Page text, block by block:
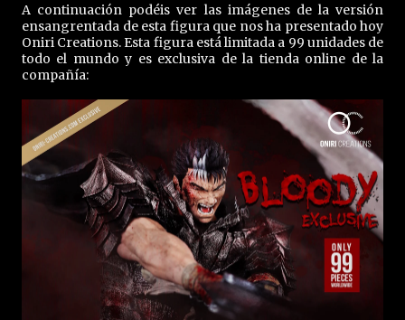
A continuación podéis ver las imágenes de la versión
ensangrentada de esta figura que nos ha presentado hoy
Oniri Creations. Esta figura está limitada a 99 unidades de
todo el mundo y es exclusiva de la tienda online de la
compañía: